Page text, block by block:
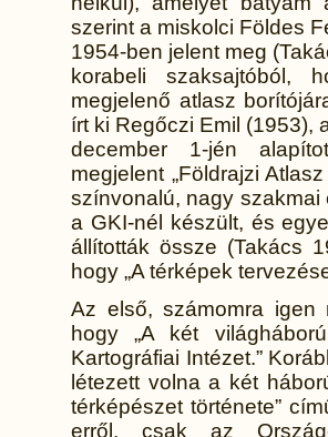
szerint a miskolci Földes
1954-ben jelent meg
korabeli
megjelenő atlasz
írt ki Regőczi Emil (1953),
december 1-jén
megjelent „Földrajzi
színvonalú, nagy szakmai
a GKI-nél készült, és
állították össze (Takács
hogy „A térképek
Az első, számomra igen
hogy „A két
Kartográfiai Intézet.”
létezett volna a két
térképészet története”
erről, csak az